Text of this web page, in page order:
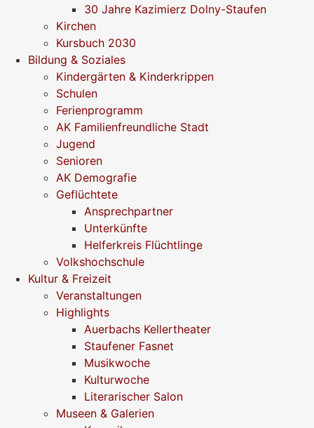
30 Jahre Kazimierz Dolny-Staufen
Kirchen
Kursbuch 2030
Bildung & Soziales
Kindergärten & Kinderkrippen
Schulen
Ferienprogramm
AK Familienfreundliche Stadt
Jugend
Senioren
AK Demografie
Geflüchtete
Ansprechpartner
Unterkünfte
Helferkreis Flüchtlinge
Volkshochschule
Kultur & Freizeit
Veranstaltungen
Highlights
Auerbachs Kellertheater
Staufener Fasnet
Musikwoche
Kulturwoche
Literarischer Salon
Museen & Galerien